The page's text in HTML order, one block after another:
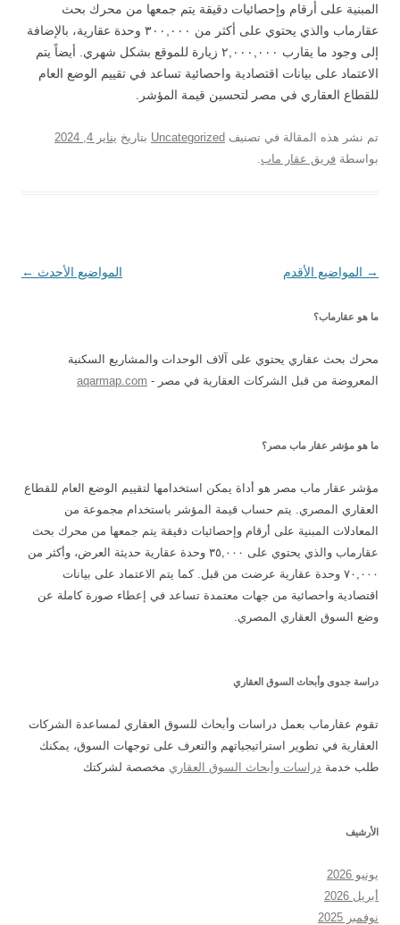
المبنية على أرقام وإحصائيات دقيقة يتم جمعها من محرك بحث
عقارماب والذي يحتوي على أكثر من ٣٠٠,٠٠٠ وحدة عقارية، بالإضافة
إلى وجود ما يقارب ٢,٠٠٠,٠٠٠ زيارة للموقع بشكل شهري. أيضاً يتم
الاعتماد على بيانات اقتصادية واحصائية تساعد في تقييم الوضع العام
للقطاع العقاري في مصر لتحسين قيمة المؤشر.
تم نشر هذه المقالة في تصنيف Uncategorized بتاريخ يناير 4, 2024
بواسطة فريق عقار ماب
تصفّح
→ المواضيع الأقدم المواضيع الأحدث ←
ما هو عقارماب؟
محرك بحث عقاري يحتوي على آلاف الوحدات والمشاريع السكنية
المعروضة من قبل الشركات العقارية في مصر - aqarmap.com
ما هو مؤشر عقار ماب مصر؟
مؤشر عقار ماب مصر هو أداة يمكن استخدامها لتقييم الوضع العام للقطاع
العقاري المصري. يتم حساب قيمة المؤشر باستخدام مجموعة من
المعادلات المبنية على أرقام وإحصائيات دقيقة يتم جمعها من محرك بحث
عقارماب والذي يحتوي على ٣٥,٠٠٠ وحدة عقارية حديثة العرض، وأكثر من
٧٠,٠٠٠ وحدة عقارية عرضت من قبل. كما يتم الاعتماد على بيانات
اقتصادية واحصائية من جهات معتمدة تساعد في إعطاء صورة كاملة عن
وضع السوق العقاري المصري.
دراسة جدوى وأبحاث السوق العقاري
تقوم عقارماب بعمل دراسات وأبحاث للسوق العقاري لمساعدة الشركات
العقارية في تطوير استراتيجياتهم والتعرف على توجهات السوق، يمكنك
طلب خدمة دراسات وأبحاث السوق العقاري مخصصة لشركتك
الأرشيف
يونيو 2026
أبريل 2026
نوفمبر 2025